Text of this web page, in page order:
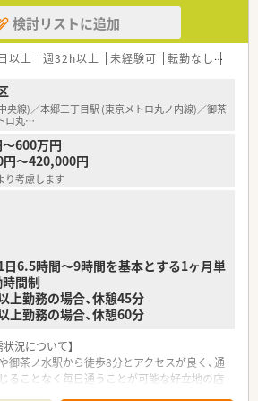
】
ベテランスタッフが多数在籍しており、継続
働ける環境があります。
すい環境です。
師への理解があり、時短勤務で管理薬剤師を担
働きやすい雰囲気です。
スメ】
日と多く、週休2.5日制でプライベートを充実
方に最適です。
均5時間未満と非常に少ないため、仕事と私生
に強くお勧めします。
ける職場で、勤続年数に応じた手当で着実に年
う方にピッタリです。
検討リストに追加
以上 週32h以上 未経験可 転勤なし
央線)／本郷三丁目駅 (東京メトロ丸ノ内線)／御茶
ロ丸…
600万円
～420,000円
り考慮します
日6.5時間～9時間を基本とする1ヶ月単
間制
上勤務の場合、休憩45分
上勤務の場合、休憩60分
況について】
御茶ノ水駅から徒歩8分とアクセスが良く、通
ることなく毎日通うことが可能な好立地の店